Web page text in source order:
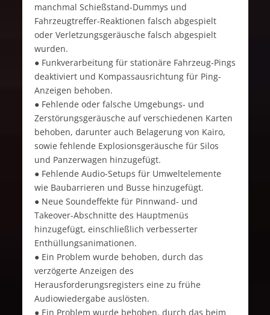
manchmal Schießstand-Dummys und
Fahrzeugtreffer-Reaktionen falsch abgespielt
oder Verletzungsgeräusche falsch abgespielt
wurden.
● Funkverarbeitung für stationäre Fahrzeug-Pings
deaktiviert und Kompassausrichtung für Ping-
Anzeigen behoben.
● Fehlende oder falsche Umgebungs- und
Zerstörungsgeräusche auf verschiedenen Karten
behoben, darunter auch Belagerung von Kairo,
sowie fehlende Explosionsgeräusche für Silos
und Panzerwagen hinzugefügt.
● Fehlende Audio-Setups für Umweltelemente
wie Baubarrieren und Busse hinzugefügt.
● Neue Soundeffekte für Pinnwand- und
Takeover-Abschnitte des Hauptmenüs
hinzugefügt, einschließlich verbesserter
Enthüllungsanimationen.
● Ein Problem wurde behoben, durch das
verzögerte Anzeigen des
Herausforderungsregisters eine zu frühe
Audiowiedergabe auslösten.
● Ein Problem wurde behoben, durch das beim